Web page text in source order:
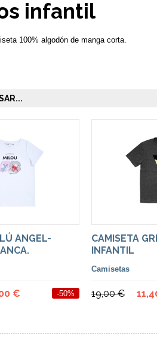
infantil
100% algodón de manga corta.
ANGEL-
€ -50%
CAMISETA
INFANTIL
Camisetas
19,00 €